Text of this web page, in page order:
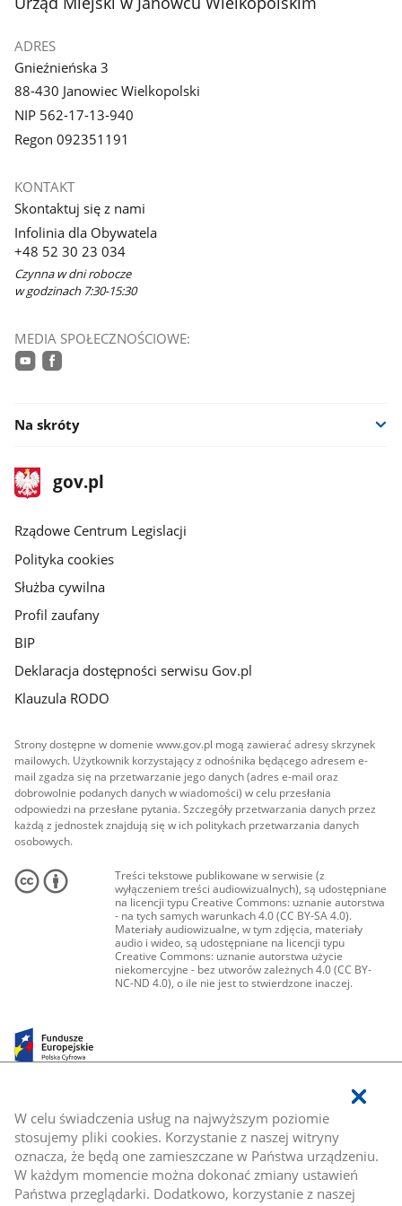
W celu świadczenia usług na najwyższym poziomie
stosujemy pliki cookies. Korzystanie z naszej witryny
oznacza, że będą one zamieszczane w Państwa urządzeniu.
W każdym momencie można dokonać zmiany ustawień
Państwa przeglądarki. Dodatkowo, korzystanie z naszej
galerii.
ADRES
Gnieźnieńska 3
88-430 Janowiec Wielkopolski
NIP 562-17-13-940
Regon 092351191
KONTAKT
Skontaktuj się z nami
Infolinia dla Obywatela
+48 52 30 23 034
Czynna w dni robocze
w godzinach 7:30-15:30
MEDIA SPOŁECZNOŚCIOWE:
Na skróty
stopka
gov.plStrona
gov.pl
Rządowe Centrum Legislacji
Polityka cookies
Służba cywilna
Profil zaufany
BIP
Deklaracja dostępności serwisu Gov.pl
Klauzula RODO
Strony dostępne w domenie www.gov.pl mogą zawierać adresy skrzynek
mailowych. Użytkownik korzystający z odnośnika będącego adresem e-
mail zgadza się na przetwarzanie jego danych (adres e-mail oraz
dobrowolnie podanych danych w wiadomości) w celu przesłania
odpowiedzi na przesłane pytania. Szczegóły przetwarzania danych przez
każdą z jednostek znajdują się w ich politykach przetwarzania danych
osobowych.
Treści tekstowe publikowane w serwisie (z
wyłączeniem treści audiowizualnych), są udostępniane
na licencji typu Creative Commons: uznanie autorstwa
- na tych samych warunkach 4.0 (CC BY-SA 4.0).
Materiały audiowizualne, w tym zdjęcia, materiały
audio i wideo, są udostępniane na licencji typu
Creative Commons: uznanie autorstwa użycie
niekomercyjne - bez utworów zależnych 4.0 (CC BY-
NC-ND 4.0), o ile nie jest to stwierdzone inaczej.